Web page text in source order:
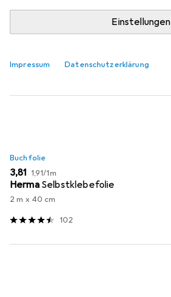
Einstellungen
Impressum Datenschutzerklärung
Buchfolie
EUR
3,81 EUR
1,91/1m
Herma Selbstklebefolie
2 m x 40 cm
102